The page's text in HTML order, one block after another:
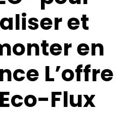
et
en
L’offre
Flux